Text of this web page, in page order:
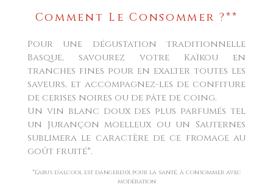
Comment Le Consommer ?**
Pour une dégustation traditionnelle
Basque, savourez votre Kaïkou en
tranches fines pour en exalter toutes les
saveurs, et accompagnez-les de confiture
de cerises noires ou de pâte de coing.
Un vin blanc doux des plus parfumés tel
un Jurançon moelleux ou un Sauternes
sublimera le caractère de ce fromage au
goût fruité*.
*L’abus d’alcool est dangereux pour la santé, à consommer avec
modération